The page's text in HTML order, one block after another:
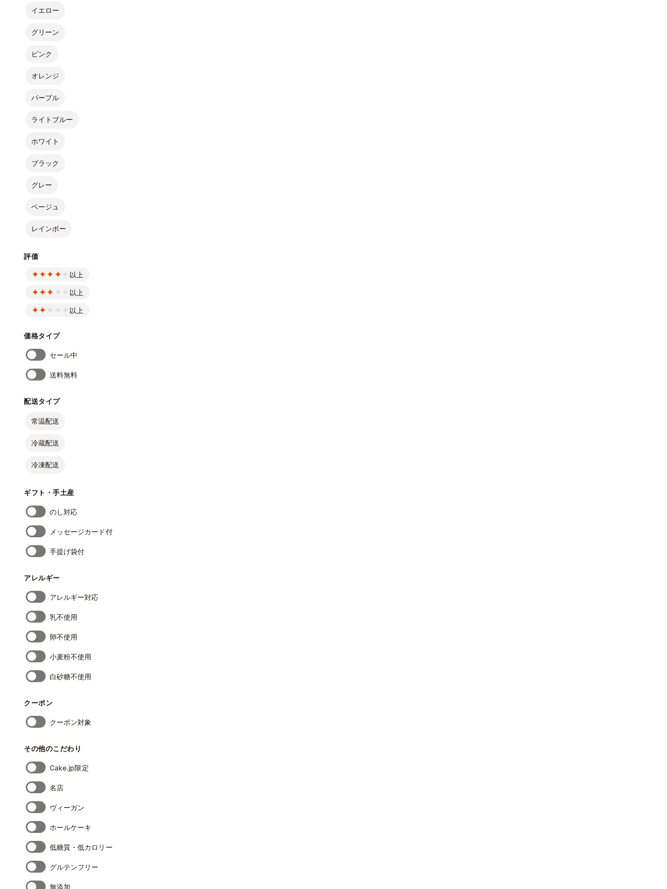
イエロー
グリーン
ピンク
オレンジ
パープル
ライトブルー
ホワイト
ブラック
グレー
ベージュ
レインボー
評価
以上
以上
以上
価格タイプ
セール中
送料無料
配送タイプ
常温配送
冷蔵配送
冷凍配送
ギフト・手土産
のし対応
メッセージカード付
手提げ袋付
アレルギー
アレルギー対応
乳不使用
卵不使用
小麦粉不使用
白砂糖不使用
クーポン
クーポン対象
その他のこだわり
Cake.jp限定
名店
ヴィーガン
ホールケーキ
低糖質・低カロリー
グルテンフリー
無添加